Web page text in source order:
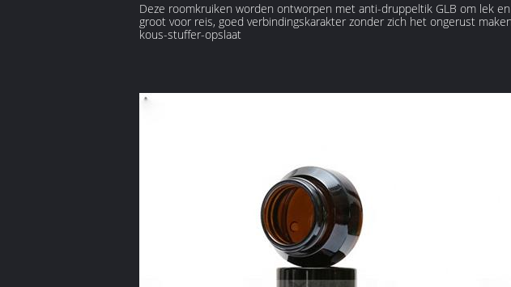
Deze roomkruiken worden ontworpen met anti-druppeltik GLB om lek
groot voor reis, goed verbindingskarakter zonder zich het ongerust
kous-stuffer-opslaat